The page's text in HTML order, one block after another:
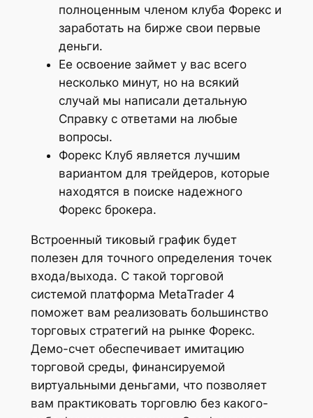
полноценным членом клуба Форекс и
заработать на бирже свои первые
деньги.
Ее освоение займет у вас всего
несколько минут, но на всякий
случай мы написали детальную
Справку с ответами на любые
вопросы.
Форекс Клуб является лучшим
вариантом для трейдеров, которые
находятся в поиске надежного
Форекс брокера.
Встроенный тиковый график будет
полезен для точного определения точек
входа/выхода. С такой торговой
системой платформа MetaTrader 4
поможет вам реализовать большинство
торговых стратегий на рынке Форекс.
Демо-счет обеспечивает имитацию
торговой среды, финансируемой
виртуальными деньгами, что позволяет
вам практиковать торговлю без какого-